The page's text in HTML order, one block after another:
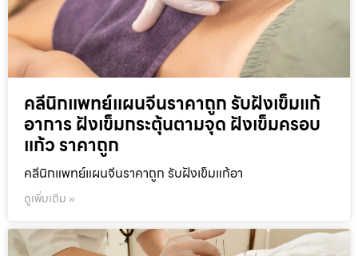
คลีนิกแพทย์แผนจีนราคาถูก รับฝังเข็มแก้
อาการ ฝังเข็มกระตุ้นตามจุด ฝังเข็มครอบ
แก้ว ราคาถูก
คลีนิกแพทย์แผนจีนราคาถูก รับฝังเข็มแก้อา
ดูเพิ่มเติม »